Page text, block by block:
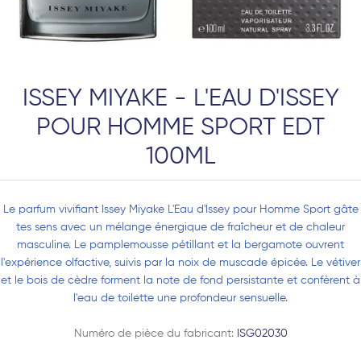
ISSEY MIYAKE - L'EAU D'ISSEY
POUR HOMME SPORT EDT
100ML
Le parfum vivifiant Issey Miyake L'Eau d'Issey pour Homme Sport gâte
tes sens avec un mélange énergique de fraîcheur et de chaleur
masculine. Le pamplemousse pétillant et la bergamote ouvrent
l'expérience olfactive, suivis par la noix de muscade épicée. Le vétiver
et le bois de cèdre forment la note de fond persistante et confèrent à
l'eau de toilette une profondeur sensuelle.
Numéro de pièce du fabricant: ISG02030